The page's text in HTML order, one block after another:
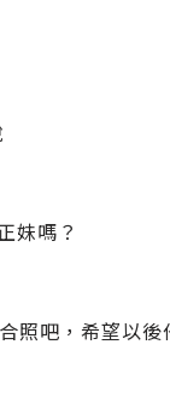
妹嗎？
照吧，希望以後